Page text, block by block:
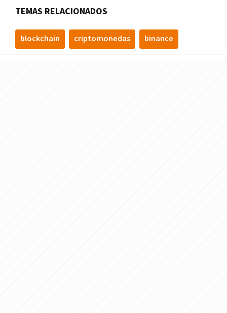
TEMAS RELACIONADOS
blockchain criptomonedas binance